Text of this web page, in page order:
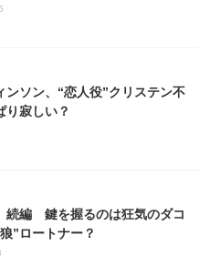
ンソン、“恋人役”クリステン不
り寂しい？
続編 鍵を握るのは狂気のダコ
”ロートナー？